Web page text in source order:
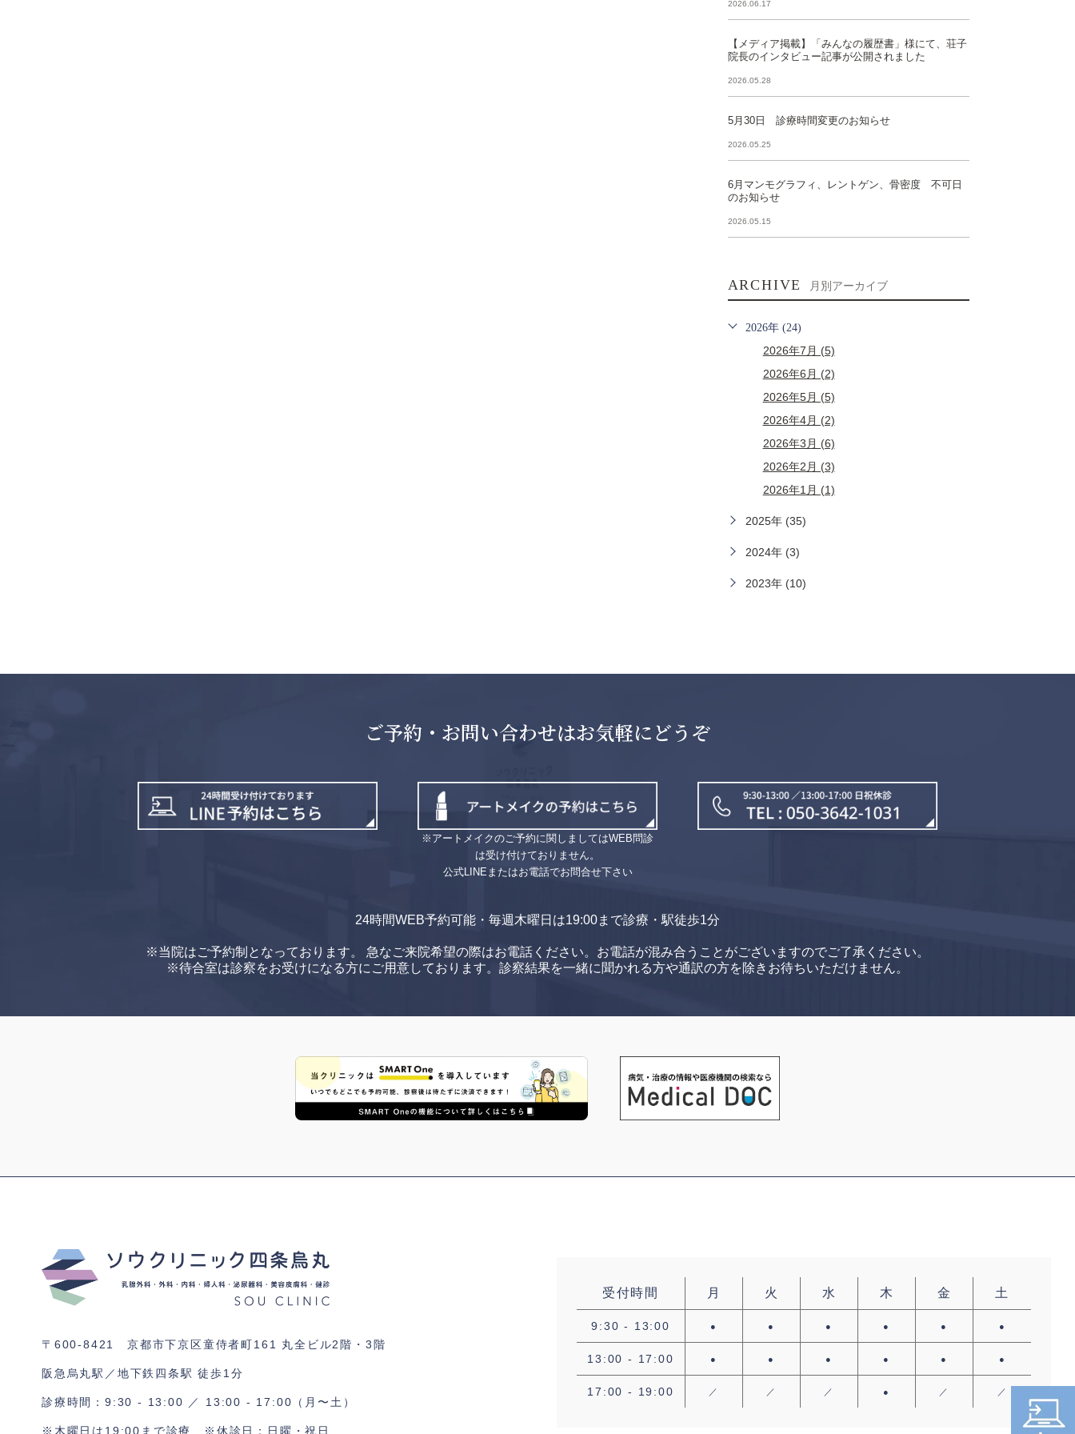
2026.06.17
【メディア掲載】「みんなの履歴書」様にて、荘子
院長のインタビュー記事が公開されました
2026.05.28
5月30日 診療時間変更のお知らせ
2026.05.25
6月マンモグラフィ、レントゲン、骨密度 不可日
のお知らせ
2026.05.15
ARCHIVE 月別アーカイブ
2026年 (24)
2026年7月 (5)
2026年6月 (2)
2026年5月 (5)
2026年4月 (2)
2026年3月 (6)
2026年2月 (3)
2026年1月 (1)
2025年 (35)
2024年 (3)
2023年 (10)
ご予約・お問い合わせはお気軽にどうぞ
※アートメイクのご予約に関しましてはWEB問診
は受け付けておりません。
公式LINEまたはお電話でお問合せ下さい
24時間WEB予約可能・毎週木曜日は19:00まで診療・駅徒歩1分
※当院はご予約制となっております。 急なご来院希望の際はお電話ください。 お電話が混み合うことがございますのでご了承ください。
※待合室は診察をお受けになる方にご用意しております。 診察結果を一緒に聞かれる方や通訳の方を除きお待ちいただけません。
〒600-8421 京都市下京区童侍者町161 丸全ビル2階・3階
阪急烏丸駅／地下鉄四条駅 徒歩1分
診療時間：9:30 - 13:00 ／ 13:00 - 17:00（月〜土）
※木曜日は19:00まで診療 ※休診日：日曜・祝日
受付時間 月 火 水 木 金 土
9:30 - 13:00 ● ● ● ● ● ●
13:00 - 17:00 ● ● ● ● ● ●
17:00 - 19:00 ／ ／ ／ ● ／ ／